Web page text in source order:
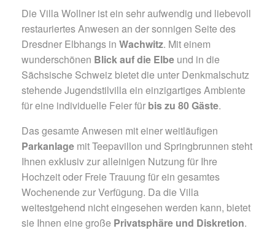
Die Villa Wollner ist ein sehr aufwendig und liebevoll
restauriertes Anwesen an der sonnigen Seite des
Dresdner Elbhangs in Wachwitz. Mit einem
wunderschönen Blick auf die Elbe und in die
Sächsische Schweiz bietet die unter Denkmalschutz
stehende Jugendstilvilla ein einzigartiges Ambiente
für eine individuelle Feier für bis zu 80 Gäste.
Das gesamte Anwesen mit einer weitläufigen
Parkanlage mit Teepavillon und Springbrunnen steht
Ihnen exklusiv zur alleinigen Nutzung für Ihre
Hochzeit oder Freie Trauung für ein gesamtes
Wochenende zur Verfügung. Da die Villa
weitestgehend nicht eingesehen werden kann, bietet
sie Ihnen eine große Privatsphäre und Diskretion.